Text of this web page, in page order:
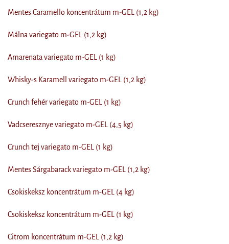
Mentes Caramello koncentrátum m-GEL (1,2 kg)
Málna variegato m-GEL (1,2 kg)
Amarenata variegato m-GEL (1 kg)
Whisky-s Karamell variegato m-GEL (1,2 kg)
Crunch fehér variegato m-GEL (1 kg)
Vadcseresznye variegato m-GEL (4,5 kg)
Crunch tej variegato m-GEL (1 kg)
Mentes Sárgabarack variegato m-GEL (1,2 kg)
Csokiskeksz koncentrátum m-GEL (4 kg)
Csokiskeksz koncentrátum m-GEL (1 kg)
Citrom koncentrátum m-GEL (1,2 kg)